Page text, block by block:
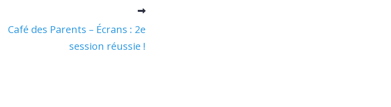
Café des Parents – Écrans : 2e
session réussie !